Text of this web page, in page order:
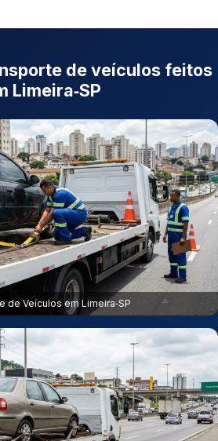
de veículos feitos
Limeira‑SP
de Veículos em Limeira‑SP